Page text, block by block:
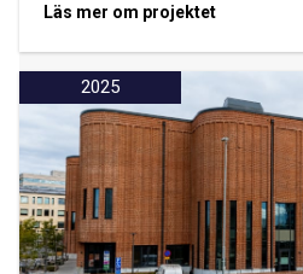
Läs mer om projektet
2025